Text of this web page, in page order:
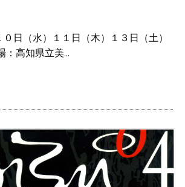
日（水）１１日（木）１３日（土）
：高知県立美...